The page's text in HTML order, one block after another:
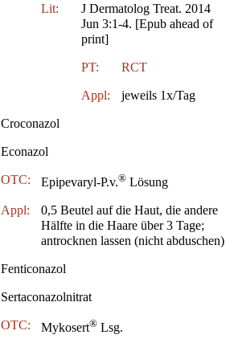
Lit:
J Dermatolog Treat. 2014
Jun 3:1-4. [Epub ahead of
print]
PT: RCT
Appl: jeweils 1x/Tag
Croconazol
Econazol
OTC: Epipevaryl-P.v.® Lösung
Appl:
0,5 Beutel auf die Haut, die andere
Hälfte in die Haare über 3 Tage;
antrocknen lassen (nicht abduschen)
Fenticonazol
Sertaconazolnitrat
OTC: Mykosert® Lsg.